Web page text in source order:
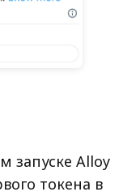
запуске Alloy
токена в